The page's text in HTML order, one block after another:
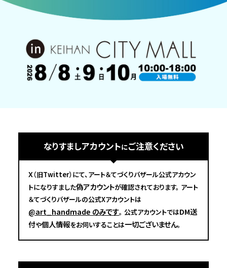
なりすましアカウントにご注意ください
X（旧Twitter）にて、アート＆てづくりバザール公式アカウン
トになりすました偽アカウントが確認されております。 アート
＆てづくりバザールの公式Xアカウントは
@art_handmade のみです。 公式アカウントではDM送
付や個人情報をお伺いすることは一切ございません。